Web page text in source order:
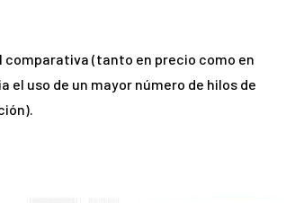
comparativa (tanto en precio como en
el uso de un mayor número de hilos de